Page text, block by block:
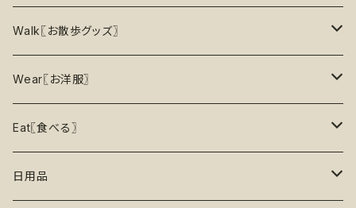
パズル
トレーニング
リックマット
初級【★☆☆☆☆】やさしい
香り付き
5%OFF
10％OFF
おもちゃ
お洋服
リード・ハーネス・首輪
フードボウル
二度楽しめる！壊すと新しいおもちゃが出てくる！
ノーズワーク【Nosework】
知育玩具【Enrichment】
丈夫なおもちゃ
Walk〖お散歩グッズ〗
首輪
ハーネス
リード
Wear〖お洋服〗
レインコート
ロンパース
Eat〖食べる〗
フードボウル
日用品